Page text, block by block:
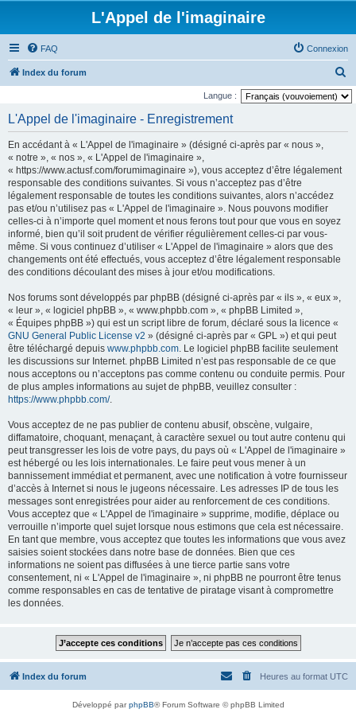
L'Appel de l'imaginaire
FAQ Connexion
Index du forum
e
Langue :
L'Appel de l'imaginaire - Enregistrement
En accédant à « L'Appel de l'imaginaire » (désigné ci-après par « nous »,
« notre », « nos », « L'Appel de l'imaginaire »,
« https://www.actusf.com/forumimaginaire »), vous acceptez d’être légalement
responsable des conditions suivantes. Si vous n’acceptez pas d’être
légalement responsable de toutes les conditions suivantes, alors n’accédez
pas et/ou n’utilisez pas « L'Appel de l'imaginaire ». Nous pouvons modifier
celles-ci à n’importe quel moment et nous ferons tout pour que vous en soyez
informé, bien qu’il soit prudent de vérifier régulièrement celles-ci par vous-
même. Si vous continuez d’utiliser « L'Appel de l'imaginaire » alors que des
changements ont été effectués, vous acceptez d’être légalement responsable
des conditions découlant des mises à jour et/ou modifications.
Nos forums sont développés par phpBB (désigné ci-après par « ils », « eux »,
« leur », « logiciel phpBB », « www.phpbb.com », « phpBB Limited »,
« Équipes phpBB ») qui est un script libre de forum, déclaré sous la licence «
GNU General Public License v2 » (désigné ci-après par « GPL ») et qui peut
être téléchargé depuis www.phpbb.com. Le logiciel phpBB facilite seulement
les discussions sur Internet. phpBB Limited n’est pas responsable de ce que
nous acceptons ou n’acceptons pas comme contenu ou conduite permis. Pour
de plus amples informations au sujet de phpBB, veuillez consulter :
https://www.phpbb.com/.
Vous acceptez de ne pas publier de contenu abusif, obscène, vulgaire,
diffamatoire, choquant, menaçant, à caractère sexuel ou tout autre contenu qui
peut transgresser les lois de votre pays, du pays où « L'Appel de l'imaginaire »
est hébergé ou les lois internationales. Le faire peut vous mener à un
bannissement immédiat et permanent, avec une notification à votre fournisseur
d’accès à Internet si nous le jugeons nécessaire. Les adresses IP de tous les
messages sont enregistrées pour aider au renforcement de ces conditions.
Vous acceptez que « L'Appel de l'imaginaire » supprime, modifie, déplace ou
verrouille n’importe quel sujet lorsque nous estimons que cela est nécessaire.
En tant que membre, vous acceptez que toutes les informations que vous avez
saisies soient stockées dans notre base de données. Bien que ces
informations ne soient pas diffusées à une tierce partie sans votre
consentement, ni « L'Appel de l'imaginaire », ni phpBB ne pourront être tenus
comme responsables en cas de tentative de piratage visant à compromettre
les données.
Index du forum Heures au format UTC
Développé parphpBB® Forum Software © phpBB Limited